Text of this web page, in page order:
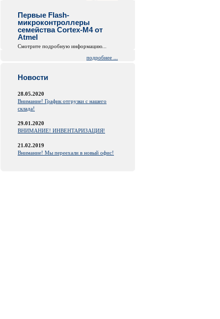
Первые Flash-
микроконтроллеры
семейства Cortex-M4 от
Atmel
Смотрите подробную информацию...
подробнее ...
Новости
28.05.2020
Внимание! График отгрузки с нашего
склада!
29.01.2020
ВНИМАНИЕ! ИНВЕНТАРИЗАЦИЯ!
21.02.2019
Внимание! Мы переехали в новый офис!